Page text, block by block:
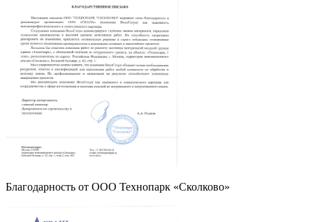
Благодарность от OOO Технопарк «Сколково»